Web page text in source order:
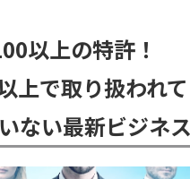
以上の特許！
上で取り扱われ
ない最新ビジネス